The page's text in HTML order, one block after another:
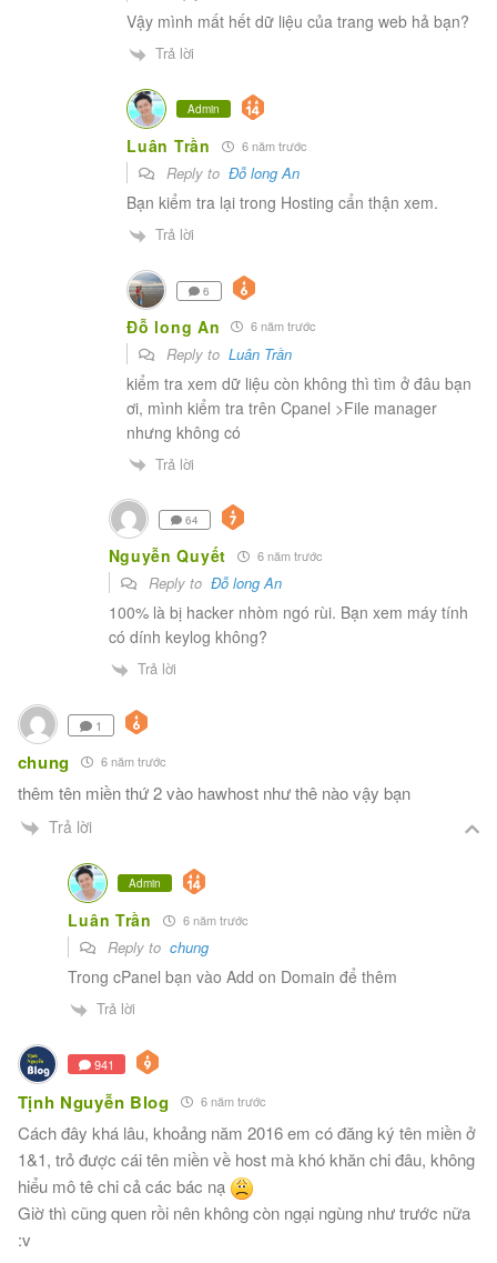
Vậy mình mất hết dữ liệu của trang web hả bạn?
Trả lời
Admin
Luân Trần 6 năm trước
Reply toĐỗ long An
Bạn kiểm tra lại trong Hosting cẩn thận xem.
Trả lời
6
Đỗ long An 6 năm trước
Reply toLuân Trần
kiểm tra xem dữ liệu còn không thì tìm ở đâu bạn
ơi, mình kiểm tra trên Cpanel >File manager
nhưng không có
Trả lời
64
Nguyễn Quyết 6 năm trước
Reply to Đỗ long An
100% là bị hacker nhòm ngó rùi. Bạn xem máy tính
có dính keylog không?
Trả lời
1
chung 6 năm trước
thêm tên miền thứ 2 vào hawhost như thê nào vậy bạn
Trả lời
Admin
Luân Trần 6 năm trước
Reply tochung
Trong cPanel bạn vào Add on Domain để thêm
Trả lời
941
Tịnh Nguyễn Blog 6 năm trước
Cách đây khá lâu, khoảng năm 2016 em có đăng ký tên miền ở
1&1, trỏ được cái tên miền về host mà khó khăn chi đâu, không
hiểu mô tê chi cả các bác nạ
Giờ thì cũng quen rồi nên không còn ngại ngùng như trước nữa
:v